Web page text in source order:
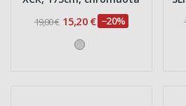
19,00 € 15,20 € −20%